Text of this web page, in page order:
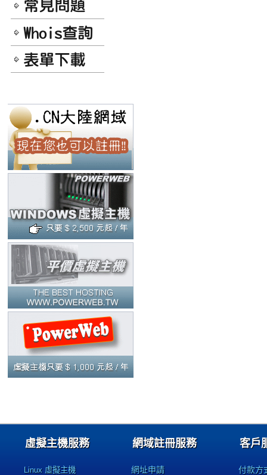
虛擬主機服務
Linux 虛擬主機
網域註冊服務
網址申請
客戶
付款方